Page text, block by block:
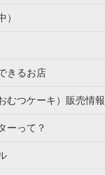
きるお店
むつケーキ）販売情報
ーって？